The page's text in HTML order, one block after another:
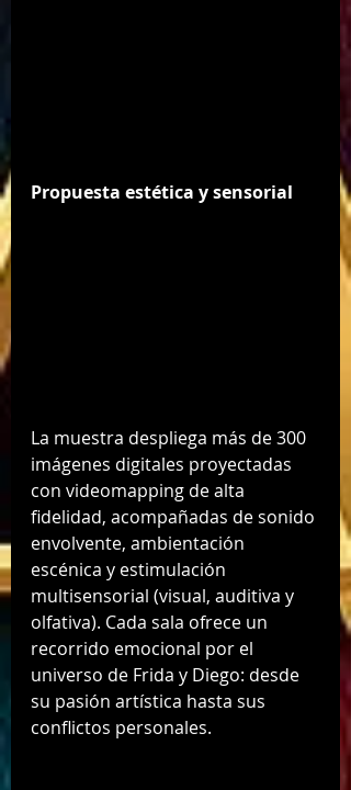
Propuesta estética y sensorial
La muestra despliega más de 300
imágenes digitales proyectadas
con videomapping de alta
fidelidad, acompañadas de sonido
envolvente, ambientación
escénica y estimulación
multisensorial (visual, auditiva y
olfativa). Cada sala ofrece un
recorrido emocional por el
universo de Frida y Diego: desde
su pasión artística hasta sus
conflictos personales.